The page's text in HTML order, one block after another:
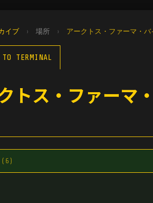
イブ › 場所 › アークトス・ファーマ・
TERMINAL
トス・ファーマ
(6)